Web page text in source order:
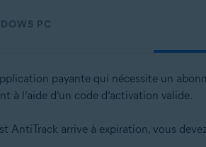
PC
payante qui nécessite un
à l’aide d’un code d’activation valide.
AntiTrack arrive à expiration, vous